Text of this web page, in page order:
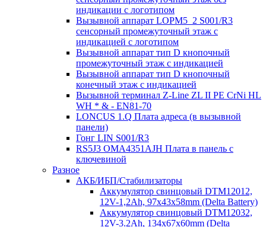
индикации с логотипом
Вызывной аппарат LOPM5_2 S001/R3
сенсорный промежуточный этаж с
индикацией с логотипом
Вызывной аппарат тип D кнопочный
промежуточный этаж с индикацией
Вызывной аппарат тип D кнопочный
конечный этаж с индикацией
Вызывной терминал Z-Line ZL II PE CrNi HL
WH * & - EN81-70
LONCUS 1.Q Плата адреса (в вызывной
панели)
Гонг LIN S001/R3
RS5J3 OMA4351AJH Плата в панель с
ключевиной
Разное
АКБ/ИБП/Стабилизаторы
Аккумулятор свинцовый DTM12012,
12V-1,2Ah, 97х43х58mm (Delta Battery)
Аккумулятор свинцовый DTM12032,
12V-3.2Ah, 134x67x60mm (Delta